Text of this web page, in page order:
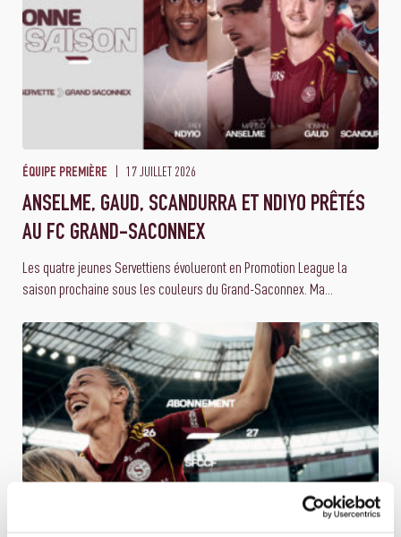
ÉQUIPE PREMIÈRE 17 JUILLET 2026
ANSELME, GAUD, SCANDURRA ET NDIYO PRÊTÉS
AU FC GRAND-SACONNEX
Les quatre jeunes Servettiens évolueront en Promotion League la
saison prochaine sous les couleurs du Grand-Saconnex. Ma...